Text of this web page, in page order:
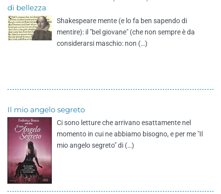
di bellezza
Shakespeare mente (e lo fa ben sapendo di
mentire): il "bel giovane" (che non sempre è da
considerarsi maschio: non (…)
Il mio angelo segreto
Ci sono letture che arrivano esattamente nel
momento in cui ne abbiamo bisogno, e per me "Il
mio angelo segreto" di (…)